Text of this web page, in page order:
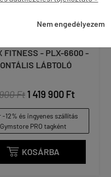
Nem engedélyezem
FITNESS - PLX-6600 -
LÁBTOLÓ
Ft 1 419 900 Ft
-12% és ingyenes szállítás
Gymstore PRO tagként
 KOSÁRBA